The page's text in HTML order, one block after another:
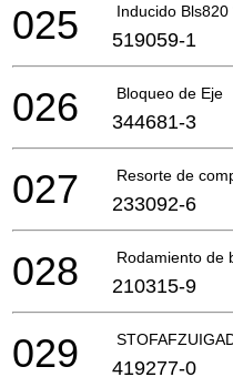
Inducido Bls820
025 519059-1
Bloqueo de Eje
026 344681-3
Resorte de
027 233092-6
Rodamiento de
028 210315-9
029 419277-0